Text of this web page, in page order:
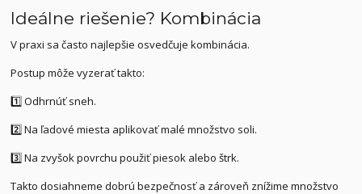
Ideálne riešenie? Kombinácia
V praxi sa často najlepšie osvedčuje kombinácia.
Postup môže vyzerať takto:
1️⃣ Odhrnúť sneh.
2️⃣ Na ľadové miesta aplikovať malé množstvo soli.
3️⃣ Na zvyšok povrchu použiť piesok alebo štrk.
Takto dosiahneme dobrú bezpečnosť a zároveň znížime množstvo